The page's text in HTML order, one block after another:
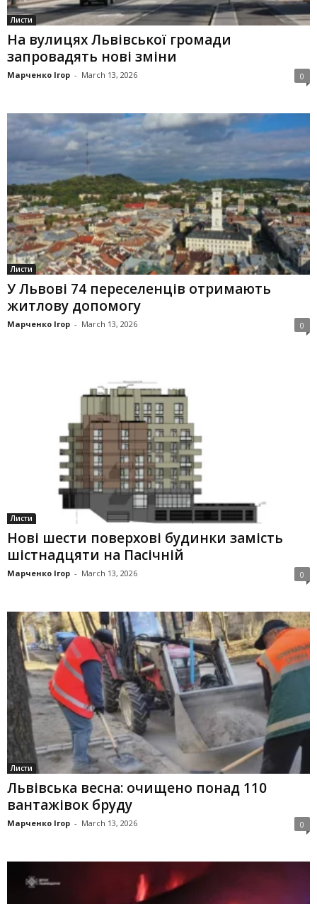
Листи
На вулицях Львівської громади
запровадять нові зміни
Марченко Ігор - March 13, 2026 0
Листи
У Львові 74 переселенців отримають
житлову допомогу
Марченко Ігор - March 13, 2026 0
Листи
Нові шести поверхові будинки замість
шістнадцяти на Пасічній
Марченко Ігор - March 13, 2026 0
Листи
Львівська весна: очищено понад 110
вантажівок бруду
Марченко Ігор - March 13, 2026 0